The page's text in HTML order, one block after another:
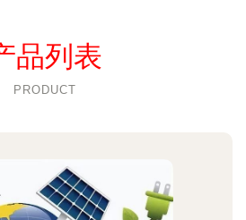
品列表
PRODUCT